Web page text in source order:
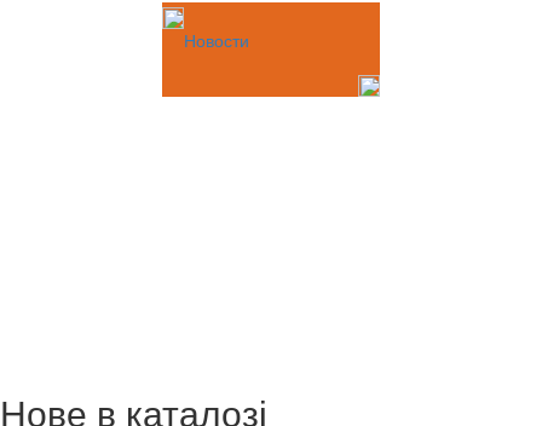
Новости
Нове в каталозі